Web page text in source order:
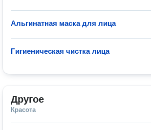
Альгинатная маска для лица
Гигиеническая чистка лица
Другое
Красота